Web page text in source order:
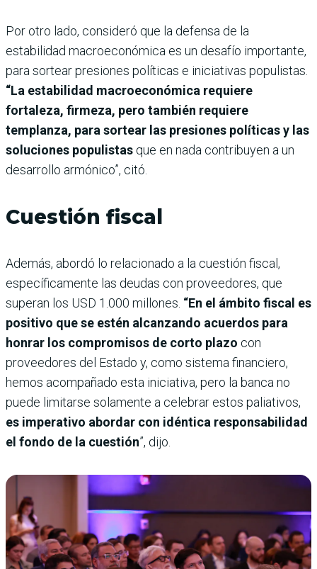
Por otro lado, consideró que la defensa de la
estabilidad macroeconómica es un desafío importante,
para sortear presiones políticas e iniciativas populistas.
“La estabilidad macroeconómica requiere
fortaleza, firmeza, pero también requiere
templanza, para sortear las presiones políticas y las
soluciones populistas que en nada contribuyen a un
desarrollo armónico”, citó.
Cuestión fiscal
Además, abordó lo relacionado a la cuestión fiscal,
específicamente las deudas con proveedores, que
superan los USD 1.000 millones. “En el ámbito fiscal es
positivo que se estén alcanzando acuerdos para
honrar los compromisos de corto plazo con
proveedores del Estado y, como sistema financiero,
hemos acompañado esta iniciativa, pero la banca no
puede limitarse solamente a celebrar estos paliativos,
es imperativo abordar con idéntica responsabilidad
el fondo de la cuestión”, dijo.